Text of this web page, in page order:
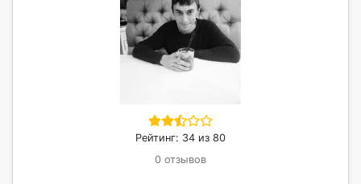
Рейтинг: 34 из 80
0 отзывов